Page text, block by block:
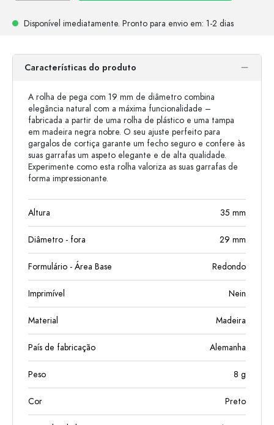
Disponível imediatamente. Pronto para envio em: 1-2 dias
Características do produto
A rolha de pega com 19 mm de diâmetro combina
elegância natural com a máxima funcionalidade –
fabricada a partir de uma rolha de plástico e uma tampa
em madeira negra nobre. O seu ajuste perfeito para
gargalos de cortiça garante um fecho seguro e confere às
suas garrafas um aspeto elegante e de alta qualidade.
Experimente como esta rolha valoriza as suas garrafas de
forma impressionante.
Altura 35 mm
Diâmetro - fora 29 mm
Formulário - Área Base Redondo
Imprimível Nein
Material Madeira
País de fabricação Alemanha
Peso 8 g
Cor Preto